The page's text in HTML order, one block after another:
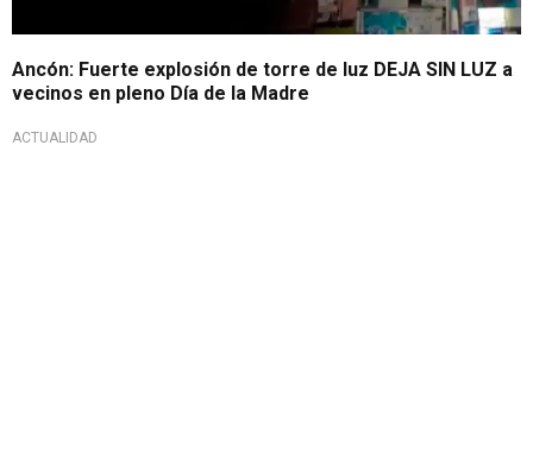
Ancón: Fuerte explosión de torre de luz DEJA SIN LUZ a
vecinos en pleno Día de la Madre
ACTUALIDAD